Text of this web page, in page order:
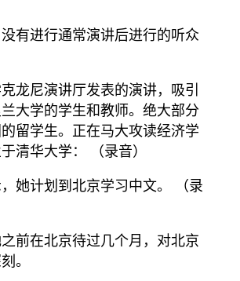
有进行通常演讲后进行的听众
龙尼演讲厅发表的演讲，吸引
兰大学的学生和教师。绝大部分
留学生。正在马大攻读经济学
清华大学： （录音）
她计划到北京学习中文。 （录
前在北京待过几个月，对北京
。